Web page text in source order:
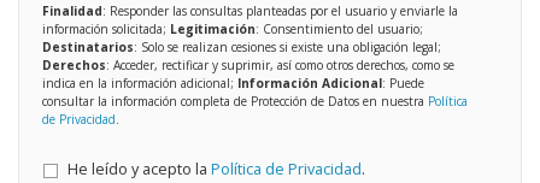
Finalidad: Responder las consultas planteadas por el usuario y enviarle la
información solicitada; Legitimación: Consentimiento del usuario;
Destinatarios: Solo se realizan cesiones si existe una obligación legal;
Derechos: Acceder, rectificar y suprimir, así como otros derechos, como se
indica en la información adicional; Información Adicional: Puede
consultar la información completa de Protección de Datos en nuestra Política
de Privacidad.
He leído y acepto la Política de Privacidad.